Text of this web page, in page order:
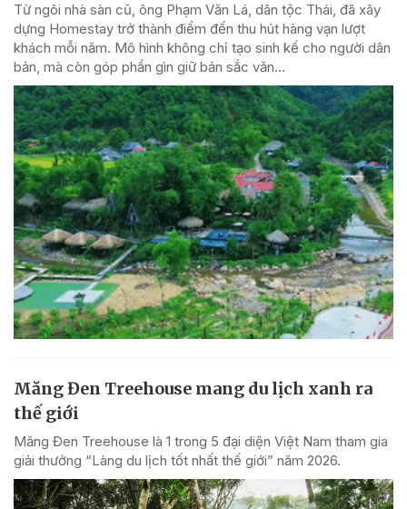
Từ ngôi nhà sàn cũ, ông Phạm Văn Lá, dân tộc Thái, đã xây
dựng Homestay trở thành điểm đến thu hút hàng vạn lượt
khách mỗi năm. Mô hình không chỉ tạo sinh kế cho người dân
bản, mà còn góp phần gìn giữ bản sắc văn...
Măng Đen Treehouse mang du lịch xanh ra
thế giới
Măng Đen Treehouse là 1 trong 5 đại diện Việt Nam tham gia
giải thưởng “Làng du lịch tốt nhất thế giới” năm 2026.